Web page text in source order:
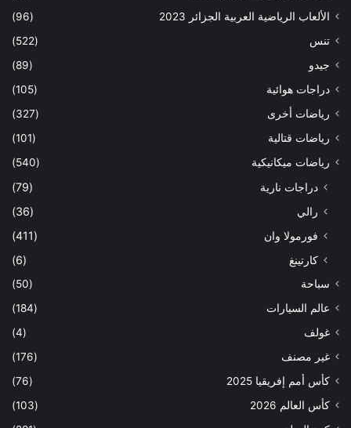
الألعاب الرياضية العربية الجزائر 2023
(96)
تنس
(522)
جيدو
(89)
دراجات هوائية
(105)
رياضات أخرى
(327)
رياضات قتالية
(101)
رياضات ميكانيكية
(540)
دراجات نارية
(79)
رالي
(36)
فورمولا وان
(411)
كارتينغ
(6)
سباحة
(50)
عالم السيارات
(184)
غولف
(4)
غير مصنف
(176)
كأس أمم إفريقيا 2025
(76)
كأس العالم 2026
(103)